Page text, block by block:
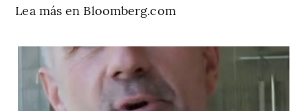
Lea más en Bloomberg.com